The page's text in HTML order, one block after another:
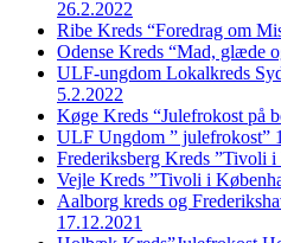
26.2.2022
Ribe Kreds “Foredrag om
Odense Kreds “Mad, glæde
ULF-ungdom Lokalkreds
5.2.2022
Køge Kreds “Julefrokost på
ULF Ungdom ” julefrokost”
Frederiksberg Kreds ”Tivoli
Vejle Kreds ”Tivoli i
Aalborg kreds og
17.12.2021